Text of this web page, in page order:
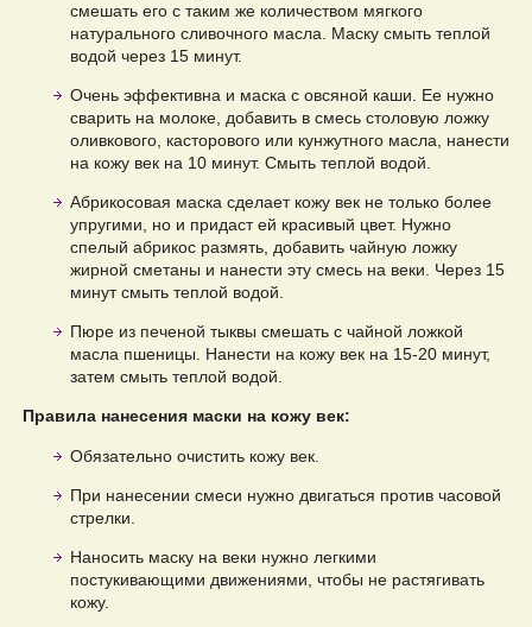
смешать его с таким же количеством мягкого
натурального сливочного масла. Маску смыть теплой
водой через 15 минут.
Очень эффективна и маска с овсяной каши. Ее нужно
сварить на молоке, добавить в смесь столовую ложку
оливкового, касторового или кунжутного масла, нанести
на кожу век на 10 минут. Смыть теплой водой.
Абрикосовая маска сделает кожу век не только более
упругими, но и придаст ей красивый цвет. Нужно
спелый абрикос размять, добавить чайную ложку
жирной сметаны и нанести эту смесь на веки. Через 15
минут смыть теплой водой.
Пюре из печеной тыквы смешать с чайной ложкой
масла пшеницы. Нанести на кожу век на 15-20 минут,
затем смыть теплой водой.
Правила нанесения маски на кожу век:
Обязательно очистить кожу век.
При нанесении смеси нужно двигаться против часовой
стрелки.
Наносить маску на веки нужно легкими
постукивающими движениями, чтобы не растягивать
кожу.